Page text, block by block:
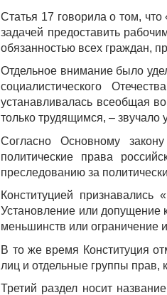
Статья 17 говорила о том,
задачей предоставить
обязанностью всех граждан,
Отдельное внимание было
социалистического
устанавливалась всеобщая
только трудящимся, –
Согласно Основному
политические права
преследованию за
Конституцией
Установление или допущение
меньшинств или ограничение
В то же время Конституция
лиц и отдельные группы прав,
Третий раздел носит